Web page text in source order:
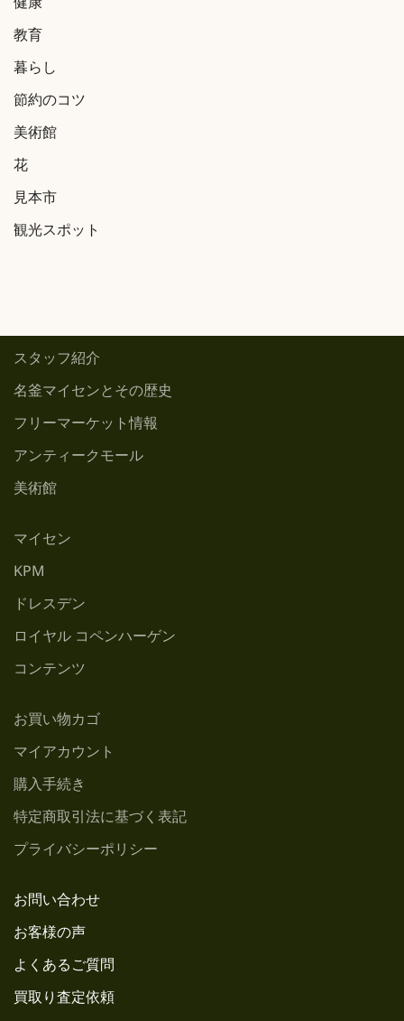
教育
暮らし
節約のコツ
美術館
花
見本市
観光スポット
スタッフ紹介
名釜マイセンとその歴史
フリーマーケット情報
アンティークモール
美術館
マイセン
KPM
ドレスデン
ロイヤル コペンハーゲン
コンテンツ
お買い物カゴ
マイアカウント
購入手続き
特定商取引法に基づく表記
プライバシーポリシー
お問い合わせ
お客様の声
よくあるご質問
買取り査定依頼